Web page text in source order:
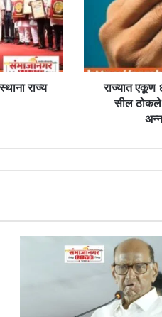
राज्य
छापेमारी,
दुकानांना
ठोकले,
विशेष
राज्यात एकूण
सील